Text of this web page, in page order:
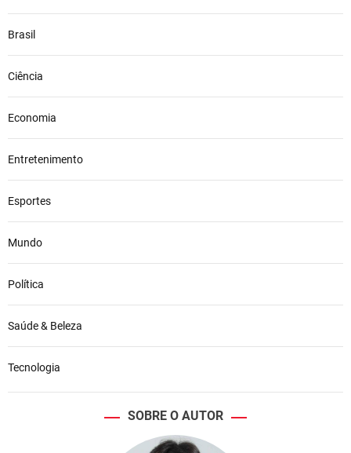
Brasil
Ciência
Economia
Entretenimento
Esportes
Mundo
Política
Saúde & Beleza
Tecnologia
SOBRE O AUTOR